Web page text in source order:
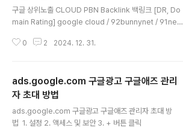
구글 상위노출 CLOUD PBN Backlink 백링크 [DR, Do
main Rating] google cloud / 92bunnynet / 91netli
6amazonaws / 85backblazeb2 / 80scaleway / 7
크 입니다. 백링크 삽입 뿐만 아니라 구글 색인 (index) 요
청까지 해드립니다. 현재 국내 업체에서 클라우드 백링크
제공하는 곳은 없습니다. 대부분 국내 백링크업체는 해외
에서 구매해서 국내에서 재판매하는 곳이 대부분입니
0 2 2024. 12. 31.
ads.google.com 구글광고 구글애즈 관리
자 초대 방법
ads.google.com 구글광고 구글애즈 관리자 초대 방
법 1. 설정 2. 액세스 및 보안 3. + 버튼 클릭